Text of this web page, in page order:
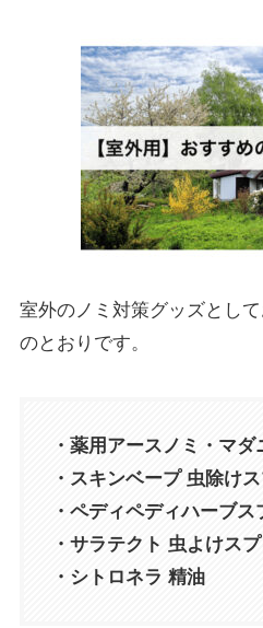
室外のノミ対策グッズとし
のとおりです。
・薬用アースノミ・マ
・スキンベープ 虫除け
・ペディペディハーブス
・サラテクト 虫よけス
・シトロネラ 精油